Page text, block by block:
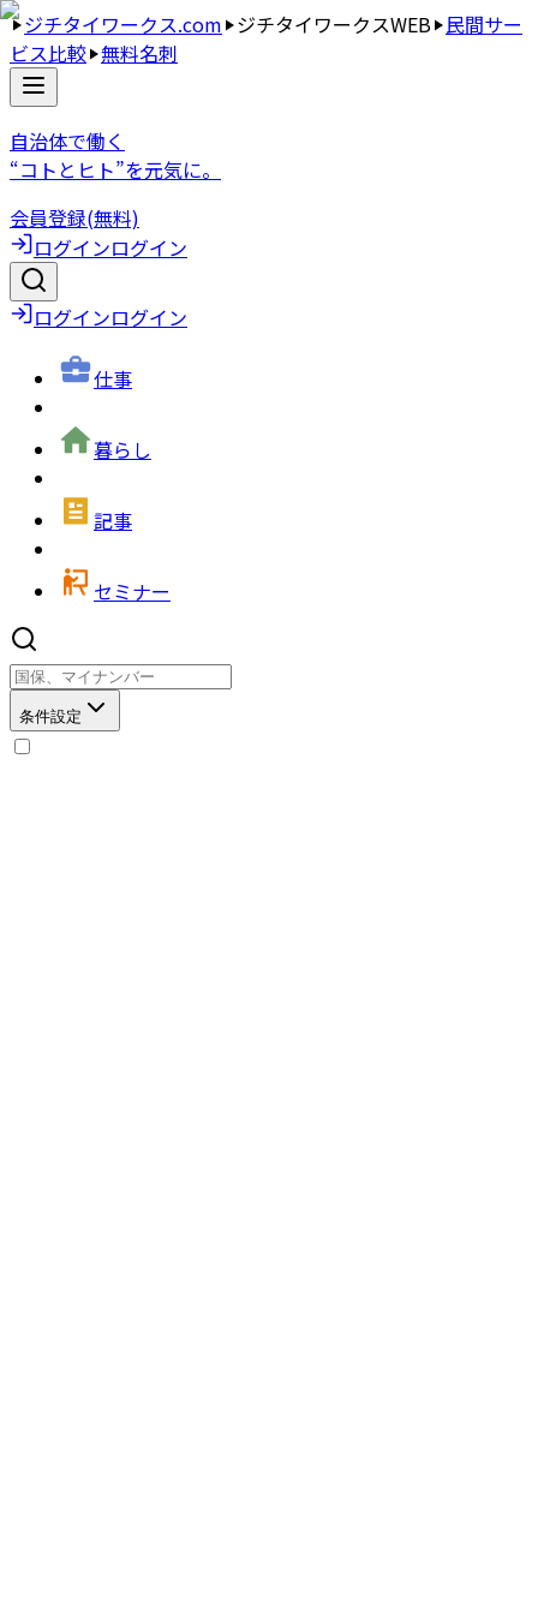
ジチタイワークス.com ジチタイワークスWEB 民間サー
ビス比較 無料名刺
自治体で働く
“コトとヒト”を元気に。
会員登録(無料)
ログインログイン
ログインログイン
仕事
暮らし
記事
セミナー
条件設定